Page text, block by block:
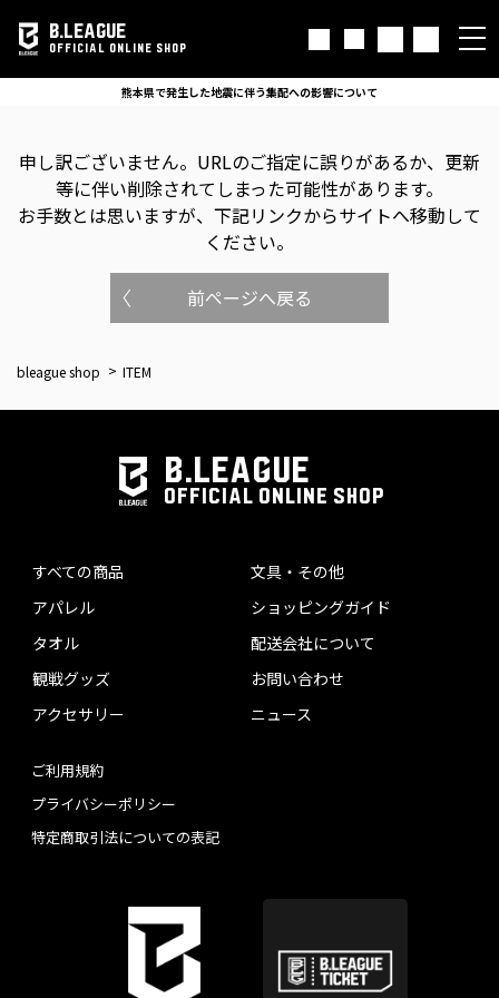
B.LEAGUE
OFFICIAL ONLINE SHOP
熊本県で発生した地震に伴う集配への影響について
申し訳ございません。 URLのご指定に誤りがあるか、更新
等に伴い削除されてしまった可能性があります。
お手数とは思いますが、下記リンクからサイトへ移動して
ください。
前ページへ戻る
bleague shop ITEM
B.LEAGUE
OFFICIAL ONLINE SHOP
すべての商品
アパレル
タオル
観戦グッズ
アクセサリー
文具・その他
ショッピングガイド
配送会社について
お問い合わせ
ニュース
ご利用規約
プライバシーポリシー
特定商取引法についての表記